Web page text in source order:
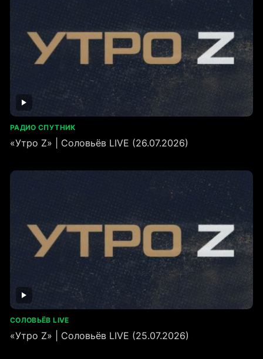
РАДИО СПУТНИК
«Утро Z» | Соловьёв LIVE (26.07.2026)
СОЛОВЬЁВ LIVE
«Утро Z» | Соловьёв LIVE (25.07.2026)